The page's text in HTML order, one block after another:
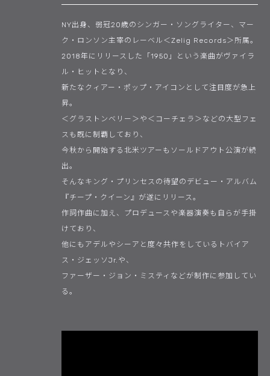
NY出身、弱冠20歳のシンガー・ソングライター、マー
ク・ロンソン主宰のレーベル＜Zelig Records＞所属。
2018年にリリースした「1950」という楽曲がヴァイラ
ル・ヒットとなり、
新たなクィアー・ポップ・アイコンとして注目度が急上
昇。
＜グラストンベリー＞や＜コーチェラ＞などの大型フェ
スも既に制覇しており、
今秋から開始する北米ツアーもソールドアウト公演が続
出。
そんなキング・プリンセスの待望のデビュー・アルバム
『チープ・クイーン』が遂にリリース。
作詞作曲に加え、プロデュースや楽器演奏も自らが手掛
けており、
他にもアデルやシーアと度々共作をしているトバイア
ス・ジェッソJr.や、
ファーザー・ジョン・ミスティなどが制作に参加してい
る。